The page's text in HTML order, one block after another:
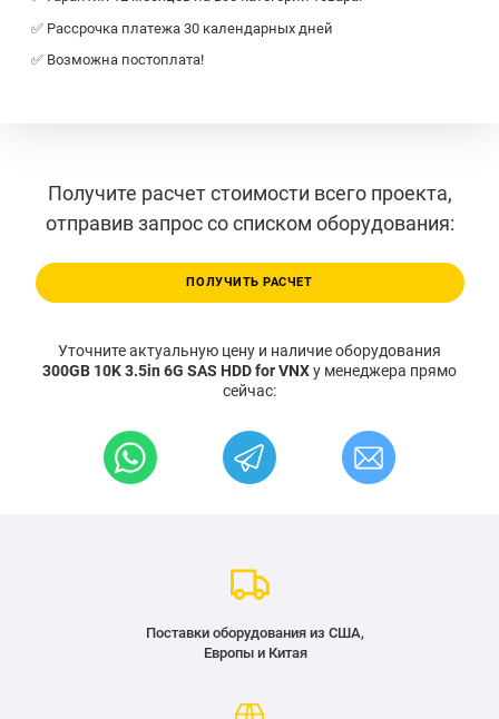
✅ Рассрочка платежа 30 календарных дней
✅ Возможна постоплата!
Получите расчет стоимости всего проекта,
отправив запрос со списком оборудования:
ПОЛУЧИТЬ РАСЧЕТ
Уточните актуальную цену и наличие оборудования
300GB 10K 3.5in 6G SAS HDD for VNXу менеджера прямо
сейчас:
Поставки оборудования из США,
Европы и Китая